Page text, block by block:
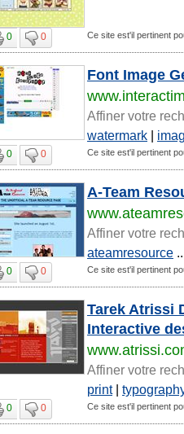
0 0 Ce site est'il pertinent
Font Image
Affiner votre
watermark |
0 0 Ce site est'il pertinent
A-Team
Affiner votre
ateamresource
0 0 Ce site est'il pertinent
Tarek Atrissi
Interactive
Affiner votre
print|
0 0 Ce site est'il pertinent